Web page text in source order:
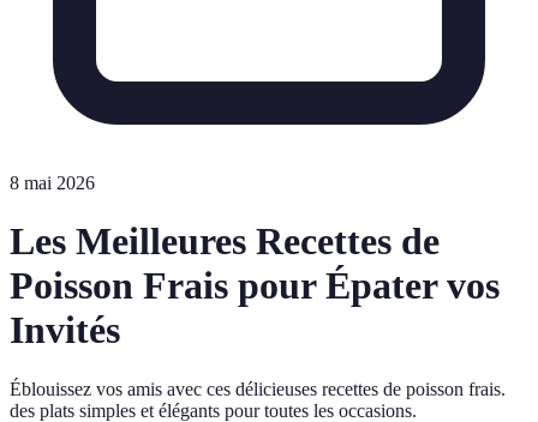
8 mai 2026
Les Meilleures Recettes de
Poisson Frais pour Épater vos
Invités
Éblouissez vos amis avec ces délicieuses recettes de poisson frais.
des plats simples et élégants pour toutes les occasions.